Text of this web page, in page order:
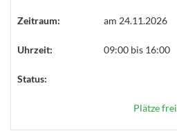
Zeitraum: am 24.11.2026
Uhrzeit: 09:00 bis 16:00
Status:
Plätze frei